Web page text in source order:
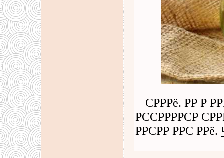
СРРРё. РР Р
РССРРРРСР
РРСРР РРС РРё.